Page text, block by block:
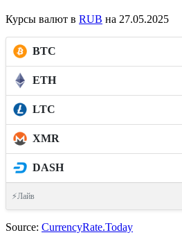
Курсы валют в RUB на 27.05.2025
BTC
ETH
LTC
XMR
DASH
⚡Лайв
Source: CurrencyRate.Today